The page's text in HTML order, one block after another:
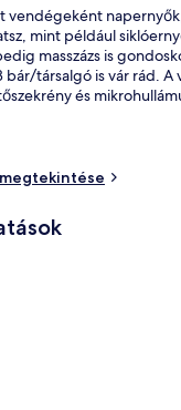
vendégeként
mint például
masszázs is
társalgó is vár rád.
és